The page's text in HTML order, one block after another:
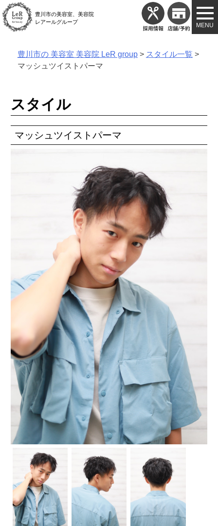
Skip
to
content
豊川市の美容室、美容院
レアールグループ
豊川市の 美容室 美容院 LeR group> スタイル一覧 >
マッシュツイストパーマ
スタイル
マッシュツイストパーマ